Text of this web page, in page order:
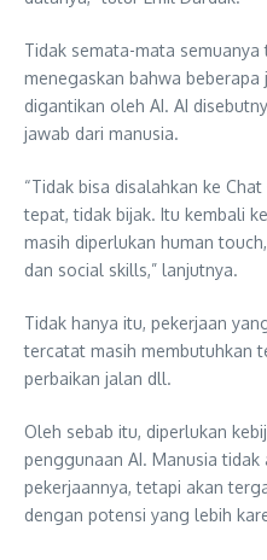
Tidak semata-mata semuanya
menegaskan bahwa beberapa
digantikan oleh AI. AI
jawab dari manusia.
“Tidak bisa disalahkan ke
tepat, tidak bijak. Itu kembali
masih diperlukan human
dan social skills,” lanjutnya.
Tidak hanya itu, pekerjaan
tercatat masih membutuhkan
perbaikan jalan dll.
Oleh sebab itu, diperlukan
penggunaan AI. Manusia
pekerjaannya, tetapi akan
dengan potensi yang lebih